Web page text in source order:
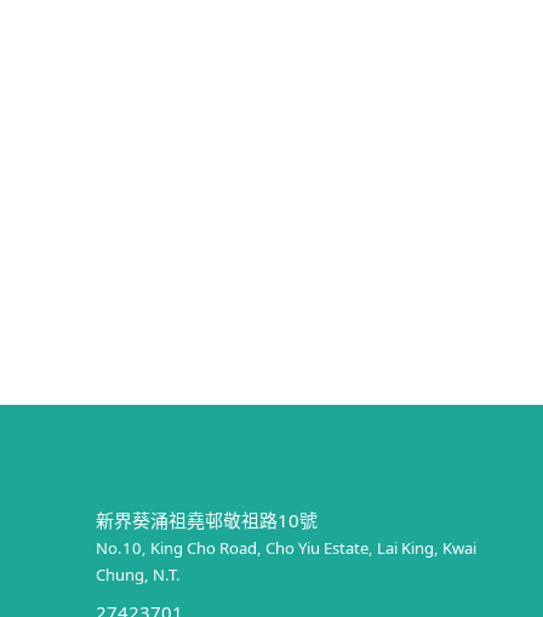
新界葵涌祖堯邨敬祖路10號
No.10, King Cho Road, Cho Yiu Estate, Lai King, Kwai
Chung, N.T.
27423701